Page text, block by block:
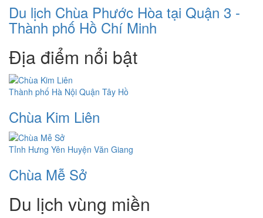
Du lịch Chùa Phước Hòa tại Quận 3 -
Thành phố Hồ Chí Minh
Địa điểm nổi bật
Thành phố Hà Nội Quận Tây Hồ
Chùa Kim Liên
Tỉnh Hưng Yên Huyện Văn Giang
Chùa Mễ Sở
Du lịch vùng miền